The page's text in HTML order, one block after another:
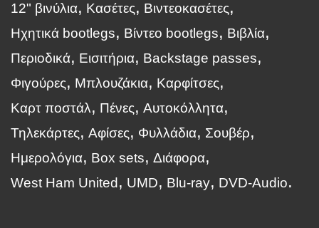
12" βινύλια
Κασέτες
Βιντεοκασέτες
Ηχητικά bootlegs
Βίντεο bootlegs
Βιβλία
Περιοδικά
Εισιτήρια
Backstage passes
Φιγούρες
Μπλουζάκια
Καρφίτσες
Καρτ ποστάλ
Πένες
Αυτοκόλλητα
Τηλεκάρτες
Αφίσες Φυλλάδια
Σουβέρ
Ημερολόγια
Box sets
Διάφορα
West Ham United
UMD Blu-ray DVD-Audio